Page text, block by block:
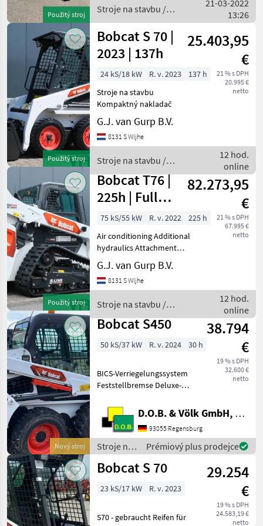
Použitý stroj
Stroje na stavbu /
Bobcat
21-03-2022
13:26
Použitý stroj
Bobcat S 70 |
2023 | 137h
25.403,95
€
21 % s DPH
20.995 €
netto
24 kS/18 kW R. v. 2023
137 h
Stroje na stavbu
Kompaktný nakladač
G.J. van Gurp B.V.
8131 S Wijhe
Stroje na stavbu /
Bobcat
12 hod.
online
Použitý stroj
Bobcat T76 |
225h | Full
option! | A/C |
BSS | High Flo
82.273,95
€
21 % s DPH
67.995 €
netto
75 kS/55 kW R. v. 2022
225 h
Air conditioning Additional
hydraulics Attachment
bracket angular movement
Cruise control Camera
Stroje na stavbu
G.J. van Gurp B.V.
8131 S Wijhe
Stroje na stavbu /
Bobcat
12 hod.
online
Nový stroj
Bobcat S450
38.794
€
19 % s DPH
32.600 €
netto
50 kS/37 kW R. v. 2024 30 h
BICS-Verriegelungssystem
Feststellbremse Deluxe-
Ausschäumung im
Kabineninneren, Seiten-,
Dach- und Heckscheiben,
Deluxe-Kabelbaum, Decken
D.O.B. & Völk GmbH, Filiale Regensburg
93055 Regensburg
Stroje na
stavbu /
Bobcat
Prémiový plus prodejce
Bobcat S 70
29.254
€
19 % s DPH
24.583,19 €
netto
23 kS/17 kW R. v. 2023
S70 - gebraucht Reifen für